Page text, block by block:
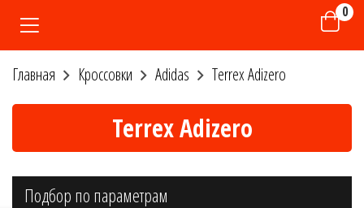
0
Главная Кроссовки Adidas Terrex Adizero
Terrex Adizero
Подбор по параметрам